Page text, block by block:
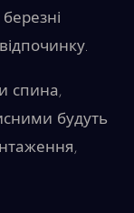
спина,
будуть